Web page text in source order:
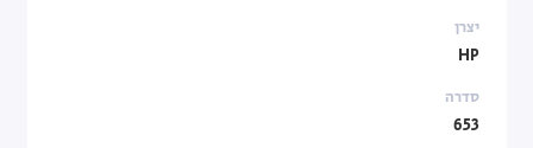
יצרן
HP
סדרה
653